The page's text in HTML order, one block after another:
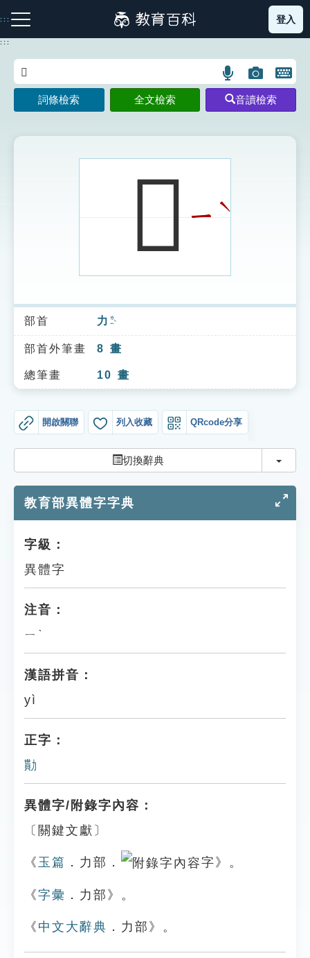
到
主
:::
注音索引圖示 筆畫索引圖示 部首索引表圖示
索引選單
知識索引
單字索引
貓頭鷹博士
登入
:::
語
言
搜
示
圖
片
搜
開
鍵
圖
詞條檢索 全文檢索 音讀檢索
𠡫ㄧ ˋ
部首 力 ㄌㄧˋ
部首外筆畫 8 畫
總筆畫 10 畫
開啟關聯 列入收藏 QRcode分享
切換辭典 切換
教育部異體字字典
字級：
異體字
注音：
ㄧˋ
漢語拼音：
yì
正字：
勩
異體字/附錄字內容：
〔關鍵文獻〕
《 玉篇 ．力部． 字》。
《字彙 ．力部》。
《 中文大辭典 ．力部》。